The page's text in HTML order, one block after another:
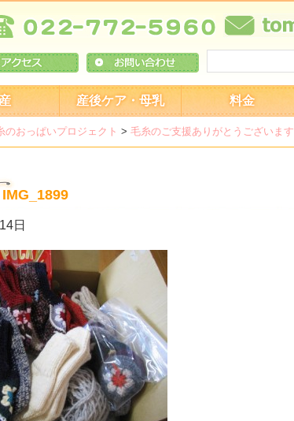
産後ケア・母乳 料金
のおっぱいプロジェクト > 毛糸のご支援ありがとうございます
IMG_1899
日